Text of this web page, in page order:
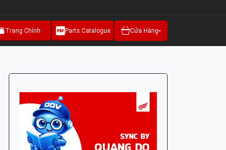
Trang Chính Parts Catalogue Cửa Hàng